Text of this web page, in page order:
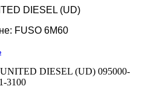
DIESEL (UD)
FUSO 6M60